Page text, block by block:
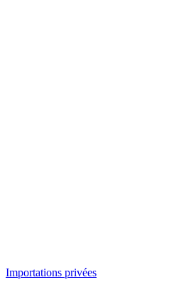
Importations privées